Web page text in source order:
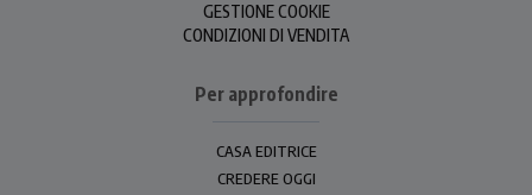
GESTIONE COOKIE
CONDIZIONI DI VENDITA
Per approfondire
CASA EDITRICE
CREDERE OGGI